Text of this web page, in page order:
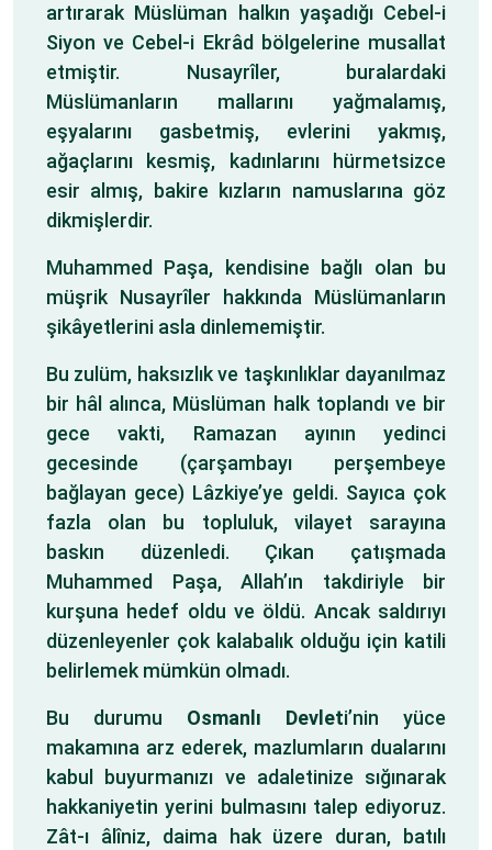
artırarak Müslüman halkın yaşadığı Cebel-i
Siyon ve Cebel-i Ekrâd bölgelerine musallat
etmiştir. Nusayrîler, buralardaki
Müslümanların mallarını yağmalamış,
eşyalarını gasbetmiş, evlerini yakmış,
ağaçlarını kesmiş, kadınlarını hürmetsizce
esir almış, bakire kızların namuslarına göz
dikmişlerdir.
Muhammed Paşa, kendisine bağlı olan bu
müşrik Nusayrîler hakkında Müslümanların
şikâyetlerini asla dinlememiştir.
Bu zulüm, haksızlık ve taşkınlıklar dayanılmaz
bir hâl alınca, Müslüman halk toplandı ve bir
gece vakti, Ramazan ayının yedinci
gecesinde (çarşambayı perşembeye
bağlayan gece) Lâzkiye’ye geldi. Sayıca çok
fazla olan bu topluluk, vilayet sarayına
baskın düzenledi. Çıkan çatışmada
Muhammed Paşa, Allah’ın takdiriyle bir
kurşuna hedef oldu ve öldü. Ancak saldırıyı
düzenleyenler çok kalabalık olduğu için katili
belirlemek mümkün olmadı.
Bu durumu Osmanlı Devleti’nin yüce
makamına arz ederek, mazlumların dualarını
kabul buyurmanızı ve adaletinize sığınarak
hakkaniyetin yerini bulmasını talep ediyoruz.
Zât-ı âlîniz, daima hak üzere duran, batılı